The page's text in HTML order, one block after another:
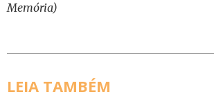
Memória)
LEIA TAMBÉM